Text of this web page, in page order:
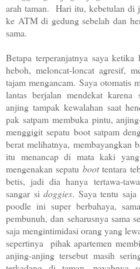
arah taman. Hari itu, kebetulan di
ke ATM di gedung sebelah dan
sama.
Betapa terperanjatnya saya
heboh, meloncat-loncat agresif,
tajam mengancam. Saya otomatis
lantas berjalan mendekat
anjing tampak kewalahan saat
pak satpam membuka pintu,
menggigit sepatu boot satpam
berat melihatnya, membayangkan
itu menancap di mata kaki
mengenakan sepatu boottentara
betis, jadi dia hanya tertawa-
sangar sidoggies. Saya tentu
poodle ini super berbahaya,
pembunuh, dan seharusnya sama
saja mengintimidasi orang yang
sepertinya pihak apartemen
anjing-anjing tersebut masih